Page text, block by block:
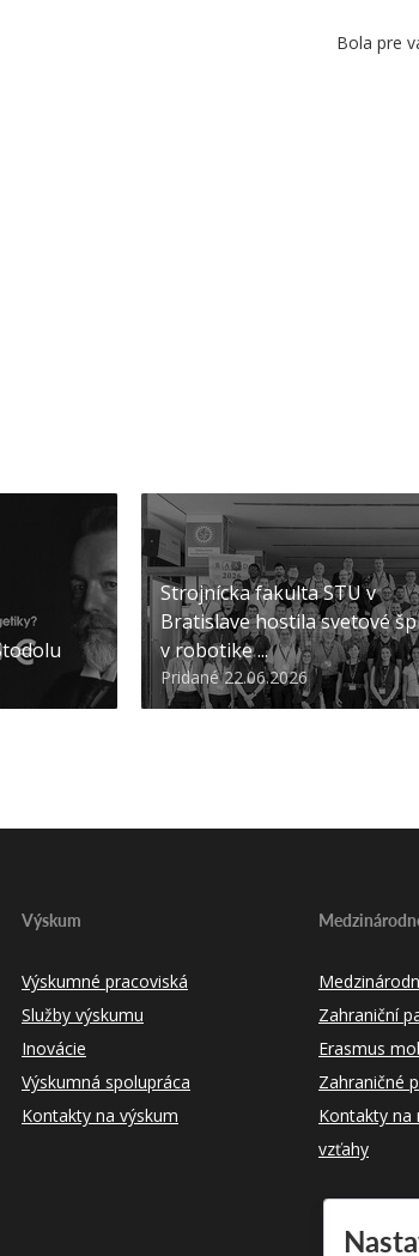
Bola pre
Strojnícka fakulta STU v
Bratislave hostila svetové
v robotike ...
Pridané 22.06.2026
Výskum
Výskumné pracoviská
Služby výskumu
Inovácie
Výskumná spolupráca
Kontakty na výskum
Zahraniční
Erasmus
Zahraničné
Kontakty na
vzťahy